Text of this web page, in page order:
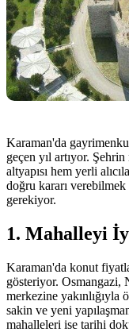
Karaman'da
geçen yıl artıyor.
altyapısı hem yerli
doğru kararı
gerekiyor.
1. Mahalleyi
Karaman'da konut
gösteriyor. Osmangazi,
merkezine yakınlığıyla
sakin ve yeni
mahalleleri ise tarihi